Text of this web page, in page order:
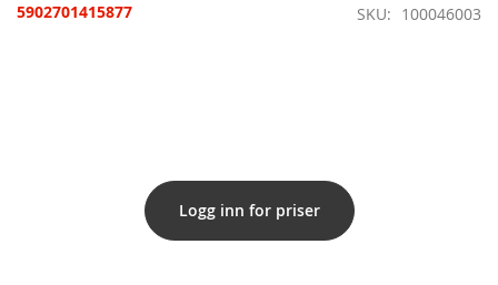
5902701415877 SKU 100046003
Logg inn for priser